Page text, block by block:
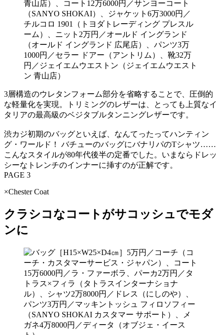
青山店）、コート12万6000円／サンヨーコート
（SANYO SHOKAI）、ジャケット6万3000円／
チルコロ 1901（トヨダトレーディング プレスル
ーム）、ニット2万円／オールド イングランド
（オールド イングランド 広尾店）、パンツ3万
1000円／セラー ドアー（アントリム）、靴32万
円／ジェイエムウエストン（ジェイエムウエスト
ン 青山店）
3層構造のウレタンフォーム部分を省略することで、圧倒的
な軽量化を実現。トリミングのレザーは、とっても上質なイ
タリアの最高級のベジタブルタンニングレザーです。
渋カジ初期のバッグといえば、なんてったってハンティン
グ・ワールド！ バチューのバッグにバナリパのTシャツ……
こんなスタイルが80年代後半の定番でした。いまならドレッ
シーなトレンチのインナーに挿すのが正解です。
PAGE 3
×Chester Coat
クラシコなコートがサコッシュでモダ
ンに